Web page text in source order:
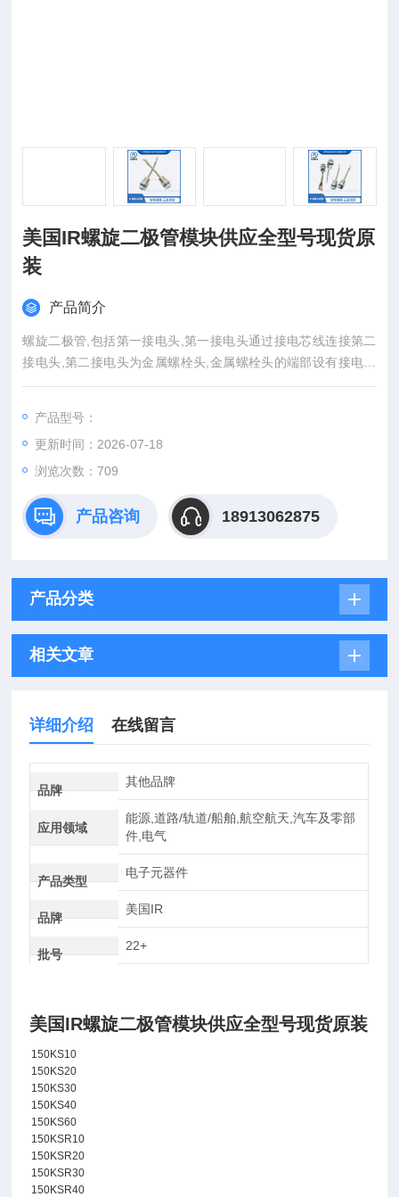
美国IR螺旋二极管模块供应全型号现货原
装
产品简介
螺旋二极管,包括第一接电头,第一接电头通过接电芯线连接第二
接电头,第二接电头为金属螺栓头,金属螺栓头的端部设有接电螺
纹柱,接电芯线贯穿金属螺栓头与接电螺纹柱连接,接电芯线上连
孔位于接电芯线的外侧,在正负极检测孔的孔壁上设有定位挡圈,
在定位挡圈的内壁上多个定位挡片,进行正负极检测时,万能电流
表的接线。美国IR螺旋二极管模块供应全型号现货原装
产品型号：
更新时间：2026-07-18
浏览次数：709
产品咨询 18913062875
产品分类
相关文章
详细介绍 在线留言
品牌
其他品牌
应用领域
能源,道路/轨道/船舶,航空航天,汽车及零部
件,电气
产品类型
电子元器件
品牌
美国IR
批号
22+
美国IR螺旋二极管模块供应全型号现货原装
150KS10
150KS20
150KS30
150KS40
150KS60
150KSR10
150KSR20
150KSR30
150KSR40